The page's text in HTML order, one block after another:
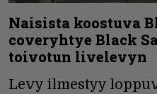
Naisista koostuva
coveryhtye Black
toivotun livelevyn
Levy ilmestyy